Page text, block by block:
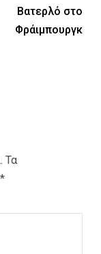
Βατερλό στο
Φράιμπουργκ
Τα
*